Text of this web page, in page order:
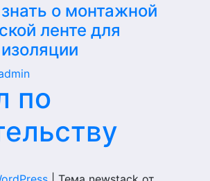
о монтажной
ленте для
по